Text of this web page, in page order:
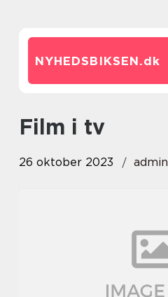
NYHEDSBIKSEN.dk
film i tv
26 oktober 2023 admin